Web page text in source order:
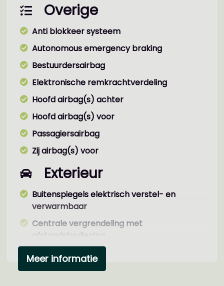
Overige
Anti blokkeer systeem
Autonomous emergency braking
Bestuurdersairbag
Elektronische remkrachtverdeling
Hoofd airbag(s) achter
Hoofd airbag(s) voor
Passagiersairbag
Zij airbag(s) voor
Exterieur
Buitenspiegels elektrisch verstel- en
verwarmbaar
Centrale vergrendeling met
afstandsbediening
Lichtmetalen velgen 16"
Metaalkleur
Meer informatie